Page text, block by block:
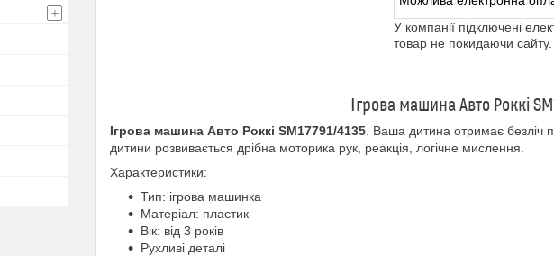
У компанії підключені
товар не покидаючи сайту.
Ігрова машина Авто Роккі
Ігрова машина Авто Роккі SM17791/4135 . Ваша дитина отримає безліч
дитини розвивається дрібна моторика рук, реакція, логічне мислення.
Характеристики:
Тип: ігрова машинка
Матеріал: пластик
Вік: від 3 років
Рухливі деталі